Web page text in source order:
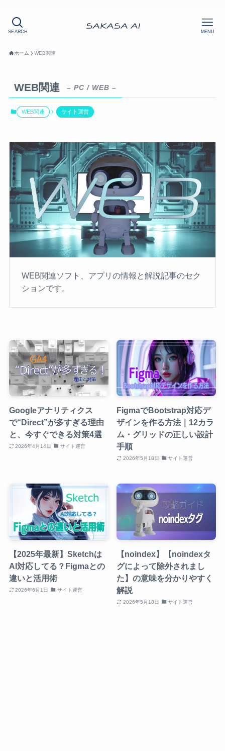
SEARCH MENU
ホーム WEB関連
WEB関連 – PC / WEB –
WEB関連 サイト運営
WEB関連ソフト、アプリの情報と解説記事のセク
ションです。
Googleアナリティクス
で“Direct”が多すぎる理由
と、今すぐできる対策4選
2026年4月14日 サイト運営
FigmaでBootstrap対応デ
ザインを作る方法｜12カラ
ム・グリッドの正しい設計
手順
2026年5月18日 サイト運営
【2025年最新】Sketchは
AI対応してる？Figmaとの
違いと活用術
2026年6月1日 サイト運営
【noindex】【noindexタ
グによって除外されまし
た】の意味を分かりやすく
解説
2026年5月18日 サイト運営